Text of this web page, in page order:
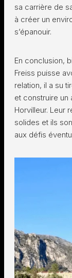
sa carrière de
à créer un
s’épanouir.
En conclusion,
Freiss puisse
relation, il a su
et construire un
Horvilleur. Leur
solides et ils
aux défis